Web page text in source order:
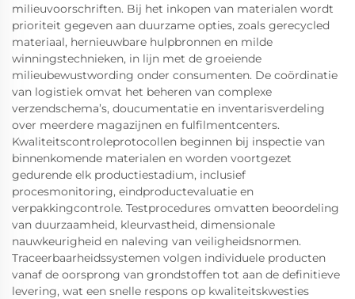
milieuvoorschriften. Bij het inkopen van materialen wordt
prioriteit gegeven aan duurzame opties, zoals gerecycled
materiaal, hernieuwbare hulpbronnen en milde
winningstechnieken, in lijn met de groeiende
milieubewustwording onder consumenten. De coördinatie
van logistiek omvat het beheren van complexe
verzendschema’s, doucumentatie en inventarisverdeling
over meerdere magazijnen en fulfilmentcenters.
Kwaliteitscontroleprotocollen beginnen bij inspectie van
binnenkomende materialen en worden voortgezet
gedurende elk productiestadium, inclusief
procesmonitoring, eindproductevaluatie en
verpakkingcontrole. Testprocedures omvatten beoordeling
van duurzaamheid, kleurvastheid, dimensionale
nauwkeurigheid en naleving van veiligheidsnormen.
Traceerbaarheidssystemen volgen individuele producten
vanaf de oorsprong van grondstoffen tot aan de definitieve
levering, wat een snelle respons op kwaliteitskwesties